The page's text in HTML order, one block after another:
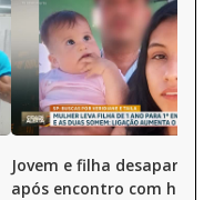
Jovem e filha
após encontro com